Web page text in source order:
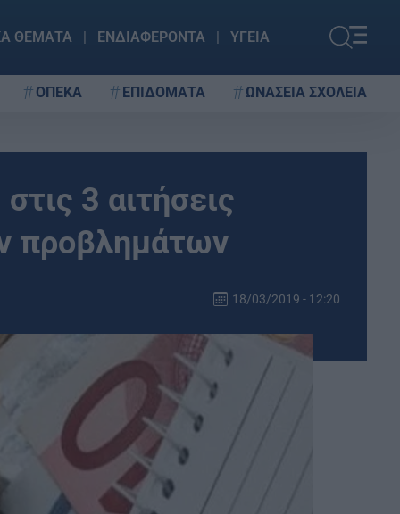
ΘΕΜΑΤΑ ΕΝΔΙΑΦΕΡΟΝΤΑ ΥΓΕΙΑ
ΟΠΕΚΑ ΕΠΙΔΟΜΑΤΑ ΩΝΑΣΕΙΑ ΣΧΟΛΕΙΑ
3 αιτήσεις
προβλημάτων
18/03/2019 - 12:20